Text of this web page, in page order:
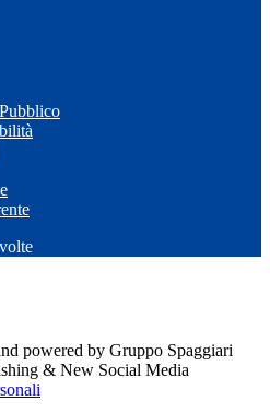
volte
powered by Gruppo Spaggiari
& New Social Media